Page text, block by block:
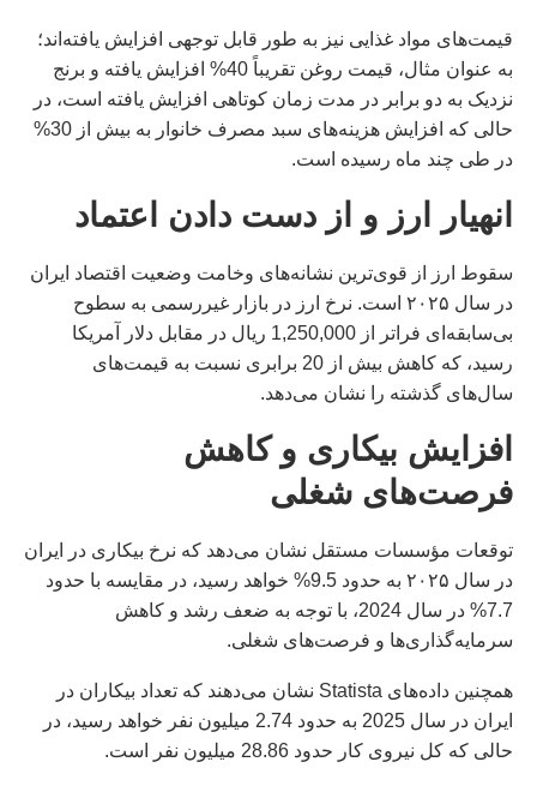
قیمت‌های مواد غذایی نیز به طور قابل توجهی افزایش یافته‌اند؛
به عنوان مثال، قیمت روغن تقریباً 40% افزایش یافته و برنج
نزدیک به دو برابر در مدت زمان کوتاهی افزایش یافته است، در
حالی که افزایش هزینه‌های سبد مصرف خانوار به بیش از 30%
در طی چند ماه رسیده است.
انهيار ارز و از دست دادن اعتماد
سقوط ارز از قوی‌ترین نشانه‌های وخامت وضعیت اقتصاد ایران
در سال ۲۰۲۵ است. نرخ ارز در بازار غیررسمی به سطوح
بی‌سابقه‌ای فراتر از 1,250,000 ریال در مقابل دلار آمریکا
رسید، که کاهش بیش از 20 برابری نسبت به قیمت‌های
سال‌های گذشته را نشان می‌دهد.
افزایش بیکاری و کاهش
فرصت‌های شغلی
توقعات مؤسسات مستقل نشان می‌دهد که نرخ بیکاری در ایران
در سال ۲۰۲۵ به حدود 9.5% خواهد رسید، در مقایسه با حدود
7.7% در سال 2024، با توجه به ضعف رشد و کاهش
سرمایه‌گذاری‌ها و فرصت‌های شغلی.
همچنین داده‌های Statista نشان می‌دهند که تعداد بیکاران در
ایران در سال 2025 به حدود 2.74 میلیون نفر خواهد رسید، در
حالی که کل نیروی کار حدود 28.86 میلیون نفر است.